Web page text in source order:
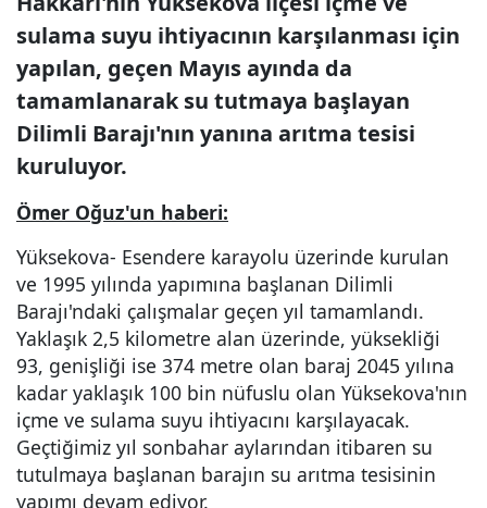
sulama suyu ihtiyacının karşılanması için
yapılan, geçen Mayıs ayında da
tamamlanarak su tutmaya başlayan
Dilimli Barajı'nın yanına arıtma tesisi
kuruluyor.
Ömer Oğuz'un haberi:
Yüksekova- Esendere karayolu üzerinde kurulan
ve 1995 yılında yapımına başlanan Dilimli
Barajı'ndaki çalışmalar geçen yıl tamamlandı.
Yaklaşık 2,5 kilometre alan üzerinde, yüksekliği
93, genişliği ise 374 metre olan baraj 2045 yılına
kadar yaklaşık 100 bin nüfuslu olan Yüksekova'nın
içme ve sulama suyu ihtiyacını karşılayacak.
Geçtiğimiz yıl sonbahar aylarından itibaren su
tutulmaya başlanan barajın su arıtma tesisinin
yapımı devam ediyor.